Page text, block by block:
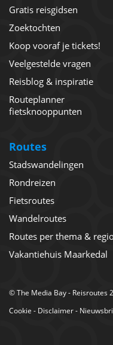
Gratis reisgidsen
Zoektochten
Koop vooraf je tickets!
Veelgestelde vragen
Reisblog & inspiratie
Routeplanner
fietsknooppunten
Routes
Stadswandelingen
Rondreizen
Fietsroutes
Wandelroutes
Routes per thema &
Vakantiehuis Maarkedal
©The Media Bay- Reisroutes
Cookie - Disclaimer-